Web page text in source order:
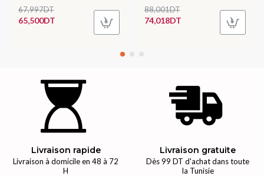
65,500DT
67,997DT
74,018DT
88,001DT
Livraison rapide
Livraison à domicile en 48 à 72
H
Livraison gratuite
Dès 99 DT d'achat dans toute
la Tunisie